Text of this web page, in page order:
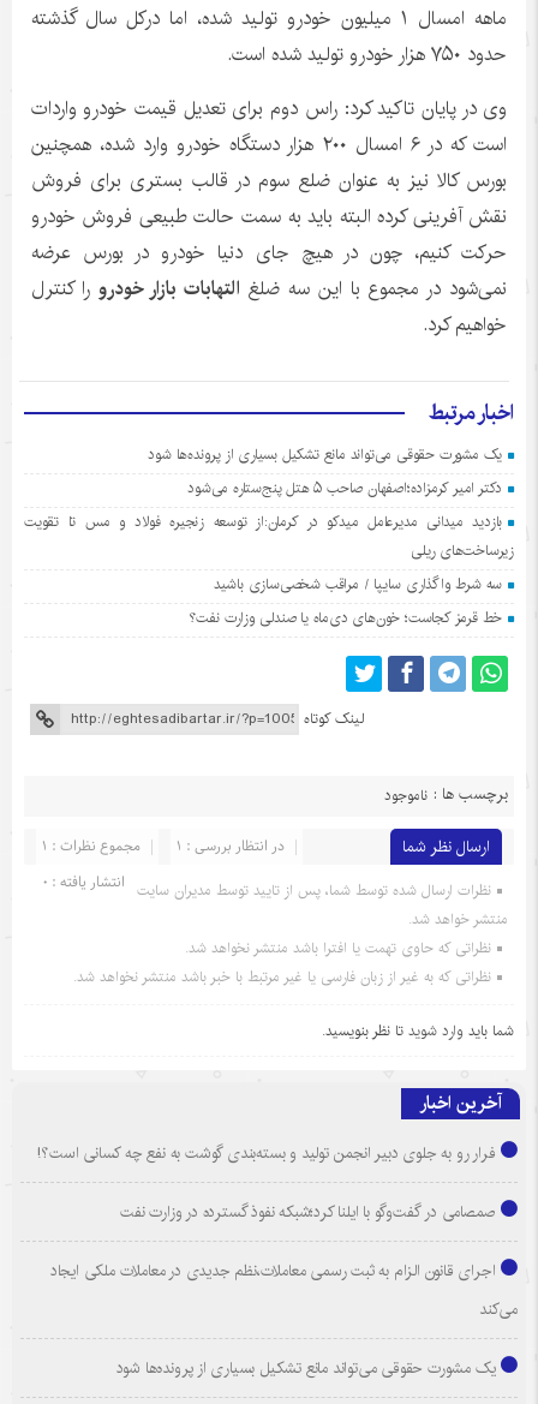
ماهه امسال ۱ میلیون خودرو تولید شده، اما درکل سال گذشته
حدود ۷۵۰ هزار خودرو تولید شده است.
وی در پایان تاکید کرد: راس دوم برای تعدیل قیمت خودرو واردات
است که در ۶ امسال ۲۰۰ هزار دستگاه خودرو وارد شده، همچنین
بورس کالا نیز به عنوان ضلع سوم در قالب بستری برای فروش
نقش آفرینی کرده البته باید به سمت حالت طبیعی فروش خودرو
حرکت کنیم، چون در هیچ جای دنیا خودرو در بورس عرضه
نمی‌شود در مجموع با این سه ضلغ التهابات بازار خودرو را کنترل
خواهیم کرد.
اخبار مرتبط
یک مشورت حقوقی می‌تواند مانع تشکیل بسیاری از پرونده‌ها شود
دکتر امیر کرمزاده؛اصفهان صاحب ۵ هتل پنج‌ستاره می‌شود
بازدید میدانی مدیرعامل میدکو در کرمان:از توسعه زنجیره فولاد و مس تا تقویت
زیرساخت‌های ریلی
سه شرط واگذاری سایپا / مراقب شخصی‌سازی باشید
خط قرمز کجاست؛ خون‌های دی‌ماه یا صندلی وزارت نفت؟
لینک کوتاه
برچسب ها : ناموجود
ارسال نظر شما مجموع نظرات : 1
در انتظار بررسی : 1
انتشار یافته : 0 نظرات ارسال شده توسط شما، پس از تایید توسط مدیران سایت
منتشر خواهد شد.
نظراتی که حاوی تهمت یا افترا باشد منتشر نخواهد شد.
نظراتی که به غیر از زبان فارسی یا غیر مرتبط با خبر باشد منتشر نخواهد شد.
شما باید وارد شوید تا نظر بنویسید.
آخرین اخبار
فرار رو به جلوی دبیر انجمن تولید و بسته‌بندی گوشت به نفع چه کسانی است؟!
صمصامی در گفت‌وگو با ایلنا کرد؛شبکه نفوذ گسترده در وزارت نفت
اجرای قانون الزام به ثبت رسمی معاملات،نظم جدیدی در معاملات ملکی ایجاد
می‌کند
یک مشورت حقوقی می‌تواند مانع تشکیل بسیاری از پرونده‌ها شود